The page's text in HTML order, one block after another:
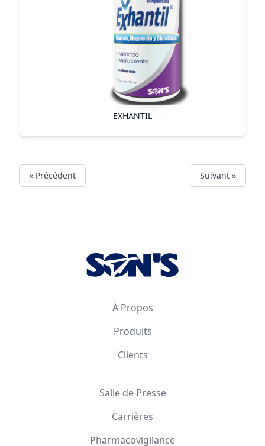
EXHANTIL
« Précédent Suivant »
À Propos
Produits
Clients
Salle de Presse
Carrières
Pharmacovigilance